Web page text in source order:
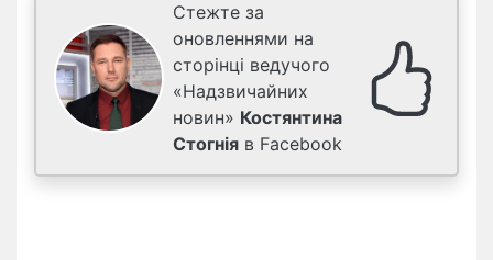
Стежте за
оновленнями на
сторінці ведучого
«Надзвичайних
новин» Костянтина
Стогнія в Facebook